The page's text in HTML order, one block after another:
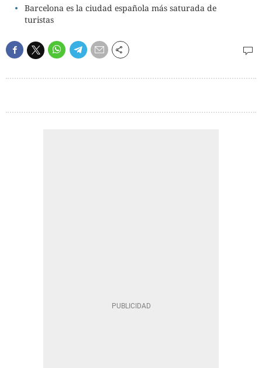
Barcelona es la ciudad española más saturada de
turistas